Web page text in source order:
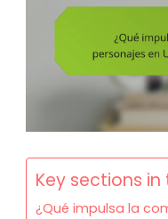
Key sections
¿Qué impulsa la